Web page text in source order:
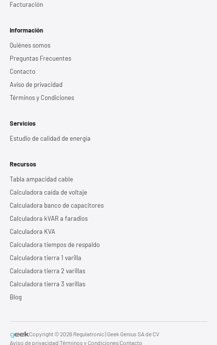
Facturación
Información
Quiénes somos
Preguntas Frecuentes
Contacto
Aviso de privacidad
Términos y Condiciones
Servicios
Estudio de calidad de energía
Recursos
Tabla ampacidad cable
Calculadora caída de voltaje
Calculadora banco de capacitores
Calculadora kVAR a faradios
Calculadora KVA
Calculadora tiempos de respaldo
Calculadora tierra 1 varilla
Calculadora tierra 2 varillas
Calculadora tierra 3 varillas
Blog
Copyright © 2026 Regulatronic | Geek Genius SA de CV
Aviso de privacidad Términos y Condiciones Contacto